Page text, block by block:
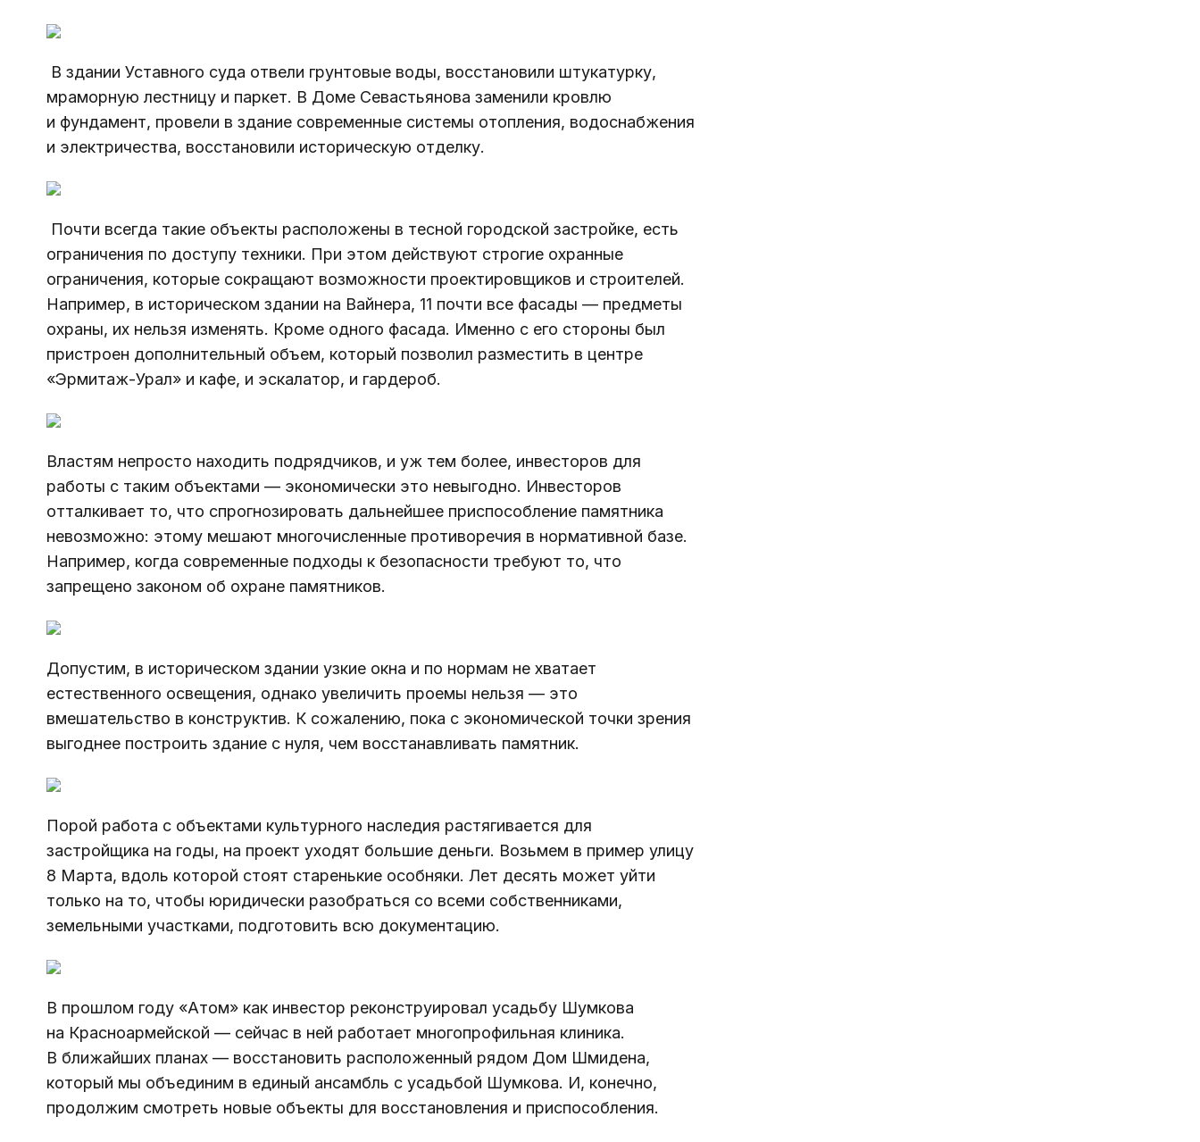
В здании Уставного суда отвели грунтовые воды, восстановили штукатурку,
мраморную лестницу и паркет. В Доме Севастьянова заменили кровлю
и фундамент, провели в здание современные системы отопления, водоснабжения
и электричества, восстановили историческую отделку.
ограничения по доступу техники. При этом действуют строгие охранные
ограничения, которые сокращают возможности проектировщиков и строителей.
Например, в историческом здании на Вайнера, 11 почти все фасады — предметы
охраны, их нельзя изменять. Кроме одного фасада. Именно с его стороны был
пристроен дополнительный объем, который позволил разместить в центре
«Эрмитаж-Урал» и кафе, и эскалатор, и гардероб.
Властям непросто находить подрядчиков, и уж тем более, инвесторов для
работы с таким объектами — экономически это невыгодно. Инвесторов
отталкивает то, что спрогнозировать дальнейшее приспособление памятника
невозможно: этому мешают многочисленные противоречия в нормативной базе.
Например, когда современные подходы к безопасности требуют то, что
запрещено законом об охране памятников.
Допустим, в историческом здании узкие окна и по нормам не хватает
естественного освещения, однако увеличить проемы нельзя — это
вмешательство в конструктив. К сожалению, пока с экономической точки зрения
выгоднее построить здание с нуля, чем восстанавливать памятник.
Порой работа с объектами культурного наследия растягивается для
застройщика на годы, на проект уходят большие деньги. Возьмем в пример улицу
8 Марта, вдоль которой стоят старенькие особняки. Лет десять может уйти
только на то, чтобы юридически разобраться со всеми собственниками,
земельными участками, подготовить всю документацию.
В прошлом году «Атом» как инвестор реконструировал усадьбу Шумкова
на Красноармейской — сейчас в ней работает многопрофильная клиника.
В ближайших планах — восстановить расположенный рядом Дом Шмидена,
который мы объединим в единый ансамбль с усадьбой Шумкова. И, конечно,
продолжим смотреть новые объекты для восстановления и приспособления.